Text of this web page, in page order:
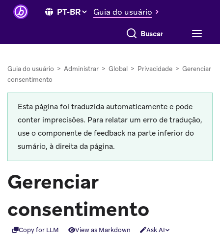
Guia do usuário
Buscar tudo
Guia do usuário > Administrar > Global > Privacidade > Gerenciar
consentimento
Esta página foi traduzida automaticamente e pode
conter imprecisões. Para relatar um erro de tradução,
use o componente de feedback na parte inferior do
sumário, à direita da página.
Gerenciar
consentimento
Copy for LLM View as Markdown Ask AI